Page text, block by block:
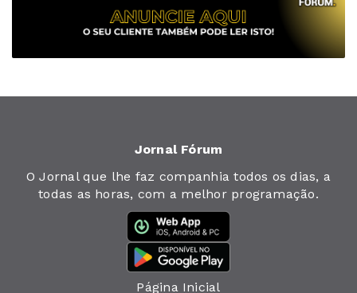
Jornal Fórum
O Jornal que lhe faz companhia todos os dias, a
todas as horas, com a melhor programação.
Página Inicial